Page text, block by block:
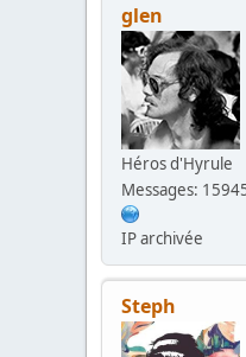
glen
Héros d'Hyrule
Messages:
IP archivée
Steph